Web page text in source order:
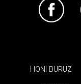
HONI BURUZ